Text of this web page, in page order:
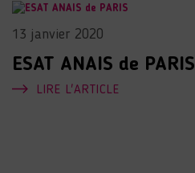
13 janvier 2020
ESAT ANAIS de PARIS
LIRE L'ARTICLE